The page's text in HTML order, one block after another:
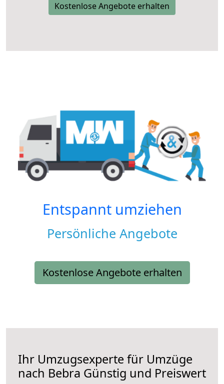
Kostenlose Angebote erhalten
Entspannt umziehen
Persönliche Angebote
Kostenlose Angebote erhalten
Ihr Umzugsexperte für Umzüge
nach Bebra Günstig und Preiswert